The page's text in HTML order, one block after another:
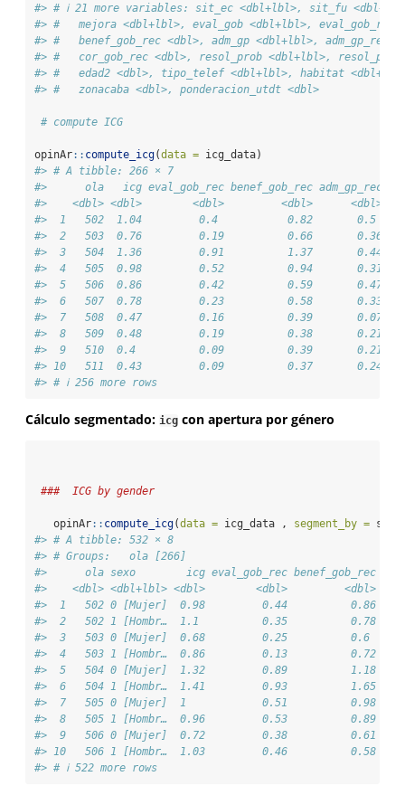
#> # ℹ 21 more variables: sit_ec <dbl+lbl>, sit_fu
#> #   mejora <dbl+lbl>, eval_gob <dbl+lbl>, eval_gob_rec
#> #   benef_gob_rec <dbl>, adm_gp <dbl+lbl>, adm_gp_rec
#> #   cor_gob_rec <dbl>, resol_prob <dbl+lbl>,
#> #   edad2 <dbl>, tipo_telef <dbl+lbl>, habitat
#> #   zonacaba <dbl>, ponderacion_utdt <dbl>
# compute ICG
opinAr:: compute_icg(data = icg_data)
#> # A tibble: 266 × 7
#>      ola   icg eval_gob_rec benef_gob_rec adm_gp_rec
#>    <dbl> <dbl>        <dbl>         <dbl>      <dbl>
#>  1   502  1.04         0.4           0.82       0.5
#>  2   503  0.76         0.19          0.66       0.36
#>  3   504  1.36         0.91          1.37       0.44
#>  4   505  0.98         0.52          0.94       0.31
#>  5   506  0.86         0.42          0.59       0.47
#>  6   507  0.78         0.23          0.58       0.33
#>  7   508  0.47         0.16          0.39       0.07
#>  8   509  0.48         0.19          0.38       0.21
#>  9   510  0.4          0.09          0.39       0.21
#> 10   511  0.43         0.09          0.37       0.24
#> # ℹ 256 more rows
Cálculo segmentado: icg con apertura por género
###  ICG by gender
   opinAr
:: compute_icg(data = icg_data , segment_by =
#> # A tibble: 532 × 8
#> # Groups:   ola [266]
#>      ola sexo        icg eval_gob_rec benef_gob_rec
#>    <dbl> <dbl+lbl> <dbl>        <dbl>         <dbl>
#>  1   502 0 [Mujer]  0.98         0.44          0.86
#>  2   502 1 [Hombr…  1.1          0.35          0.78
#>  3   503 0 [Mujer]  0.68         0.25          0.6
#>  4   503 1 [Hombr…  0.86         0.13          0.72
#>  5   504 0 [Mujer]  1.32         0.89
#>  6   504 1 [Hombr…  1.41         0.93          1.65
#>  7   505 0 [Mujer]  1            0.51          0.98
#>  8   505 1 [Hombr…  0.96         0.53
#>  9   506 0 [Mujer]  0.72         0.38          0.61
#> 10   506 1 [Hombr…  1.03         0.46          0.58
#> # ℹ 522 more rows